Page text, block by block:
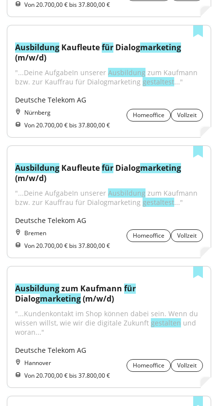
Von 20.700,00 € bis 37.800,00 €
Ausbildung Kaufleute für Dialogmarketing
(m/w/d)
"...Deine AufgabeIn unserer Ausbildung zum Kaufmann
bzw. zur Kauffrau für Dialogmarketing gestaltest..."
Deutsche Telekom AG
Nürnberg Homeoffice
Vollzeit
Von 20.700,00 € bis 37.800,00 €
Ausbildung Kaufleute für Dialogmarketing
(m/w/d)
"...Deine AufgabeIn unserer Ausbildung zum Kaufmann
bzw. zur Kauffrau für Dialogmarketing gestaltest..."
Deutsche Telekom AG
Bremen Homeoffice
Vollzeit
Von 20.700,00 € bis 37.800,00 €
Ausbildung zum Kaufmann für
Dialogmarketing (m/w/d)
"...Kundenkontakt im Shop können dabei sein. Wenn du
wissen willst, wie wir die digitale Zukunft gestalten und
woran..."
Deutsche Telekom AG
Hannover Homeoffice
Vollzeit
Von 20.700,00 € bis 37.800,00 €